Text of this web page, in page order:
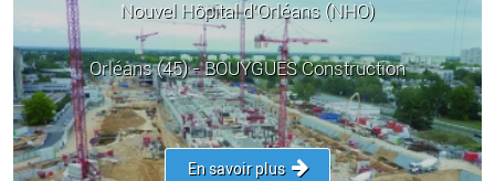
Nouvel Hôpital d’Orléans (NHO)
Orléans (45) - BOUYGUES Construction
En savoir plus